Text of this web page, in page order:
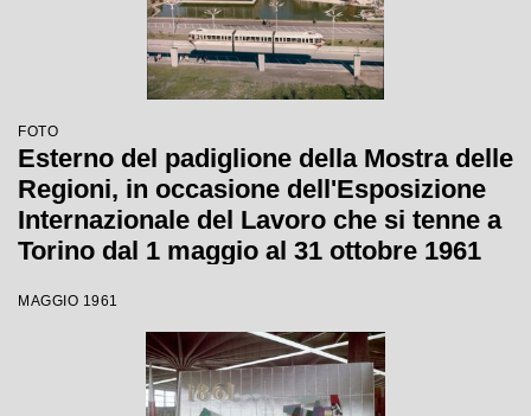
FOTO
Esterno del padiglione della Mostra delle
Regioni, in occasione dell'Esposizione
Internazionale del Lavoro che si tenne a
Torino dal 1 maggio al 31 ottobre 1961
MAGGIO 1961